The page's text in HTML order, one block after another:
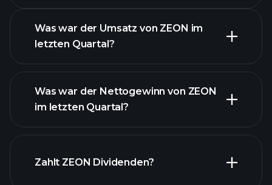
ZEON Gewinnen
Was war der Umsatz von ZEON im
letzten Quartal?
Was war der Nettogewinn von ZEON
im letzten Quartal?
Zahlt ZEON Dividenden?